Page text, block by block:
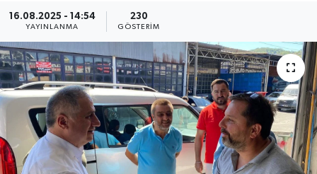
16.08.2025 - 14:54
YAYINLANMA
230
GÖSTERIM
Magazin
Medya
Mizah
Röportaj
Teknoloji